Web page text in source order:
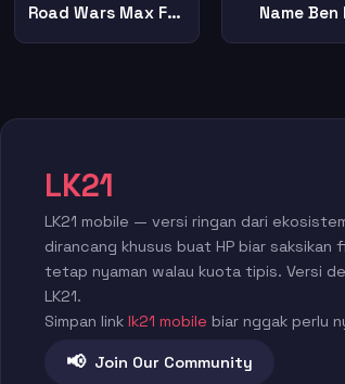
Road Wars Max Fury Name Ben
LK21
LK21 mobile — versi ringan dari
dirancang khusus buat HP biar saksikan
tetap nyaman walau kuota tipis. Versi
LK21.
Simpan link lk21 mobile biar nggak perlu
📢 Join Our Community